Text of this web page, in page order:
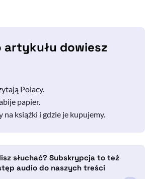
artykułu dowiesz
Polacy.
papier.
na książki i gdzie je kupujemy.